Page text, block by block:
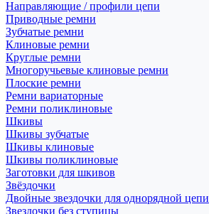
Направляющие / профили цепи
Приводные ремни
Зубчатые ремни
Клиновые ремни
Круглые ремни
Многоручьевые клиновые ремни
Плоские ремни
Ремни вариаторные
Ремни поликлиновые
Шкивы
Шкивы зубчатые
Шкивы клиновые
Шкивы поликлиновые
Заготовки для шкивов
Звёздочки
Двойные звездочки для однорядной цепи
Звездочки без ступицы